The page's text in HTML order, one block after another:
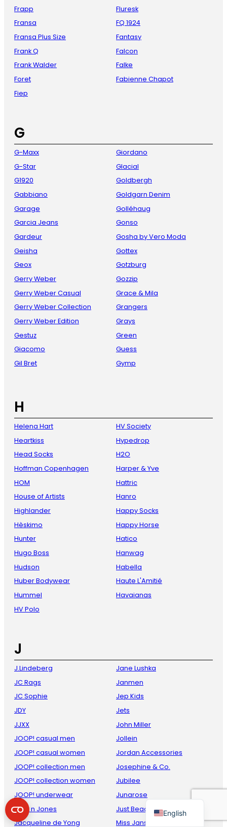
Frapp
Fransa
Fransa Plus Size
Frank Q
Frank Walder
Foret
Fiep
Fluresk
FQ 1924
Fantasy
Falcon
Falke
Fabienne Chapot
G
G-Maxx
G-Star
G1920
Gabbiano
Garage
Garcia Jeans
Gardeur
Geisha
Geox
Gerry Weber
Gerry Weber Casual
Gerry Weber Collection
Gerry Weber Edition
Gestuz
Giacomo
Gil Bret
Giordano
Glacial
Goldbergh
Goldgarn Denim
Golléhaug
Gonso
Gosha by Vero Moda
Gottex
Gotzburg
Gozzip
Grace & Mila
Grangers
Grays
Green
Guess
Gymp
H
Helena Hart
Heartkiss
Head Socks
Hoffman Copenhagen
HOM
House of Artists
Highlander
Hèskimo
Hunter
Hugo Boss
Hudson
Huber Bodywear
Hummel
HV Polo
HV Society
Hypedrop
H2O
Harper & Yve
Hattric
Hanro
Happy Socks
Happy Horse
Hatico
Hanwag
Habella
Haute L'Amitié
Havaianas
J
J.Lindeberg
JC Rags
JC Sophie
JDY
JJXX
JOOP! casual men
JOOP! casual women
JOOP! collection men
JOOP! collection women
JOOP! underwear
Jack n Jones
Jacqueline de Yong
Jane Lushka
Janmen
Jep Kids
Jets
John Miller
Jollein
Jordan Accessories
Josephine & Co.
Jubilee
Junarose
Just Beach
Miss Jansen
English